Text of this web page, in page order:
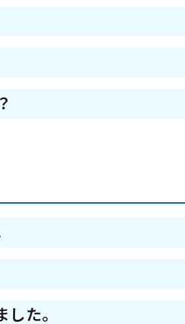
上回った場合に抽選しま
いたします。
申込口数が、発行口数よ
ます。
申込口数が、発行口数以
申込された方を対象に、
。
を発送いたします。
す。
しています。
品・返金することはでき
た。